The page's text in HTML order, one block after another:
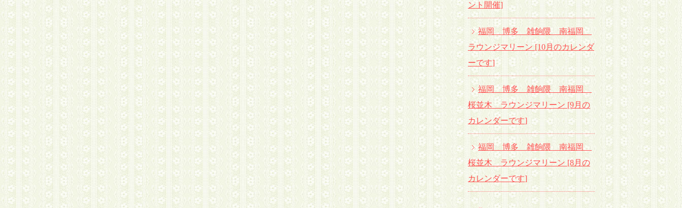
ント開催]
福岡 博多 雑餉隈 南福岡
ラウンジマリーン [10月のカレンダ
ーです]
福岡 博多 雑餉隈 南福岡
桜並木 ラウンジマリーン [9月の
カレンダーです]
福岡 博多 雑餉隈 南福岡
桜並木 ラウンジマリーン [8月の
カレンダーです]